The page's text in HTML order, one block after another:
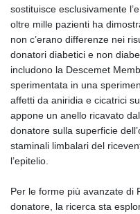
sostituisce esclusivamente
oltre mille pazienti ha
non c’erano differenze nei
donatori diabetici e non
includono la Descemet
sperimentata in una
affetti da aniridia e cicatrici
appone un anello ricavato
donatore sulla superficie
staminali limbalari del
l’epitelio.
Per le forme più avanzate di
donatore, la ricerca sta